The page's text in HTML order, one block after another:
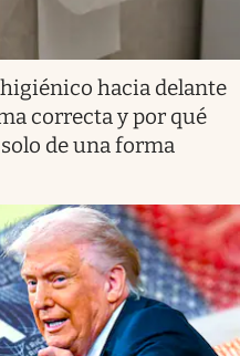
hacia delante
correcta y por qué
de una forma